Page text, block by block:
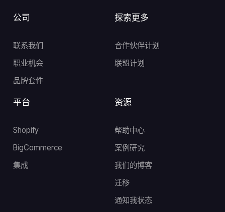
公司
联系我们
职业机会
品牌套件
资源
帮助中心
案例研究
我们的博客
迁移
通知我状态
探索更多
合作伙伴计划
联盟计划
平台
Shopify
BigCommerce
集成